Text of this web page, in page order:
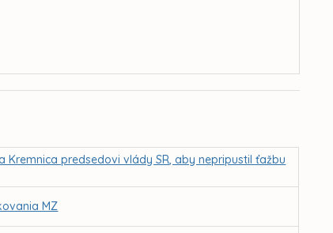
Kremnica predsedovi vlády SR, aby nepripustil ťažbu
MZ